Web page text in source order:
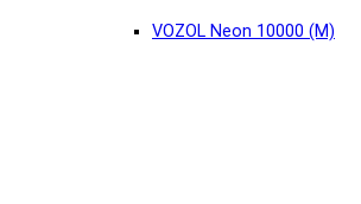
VOZOL Neon 10000 (М)